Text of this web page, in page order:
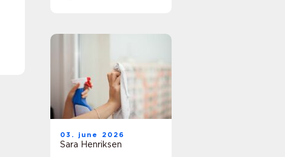
03. june 2026
Sara Henriksen